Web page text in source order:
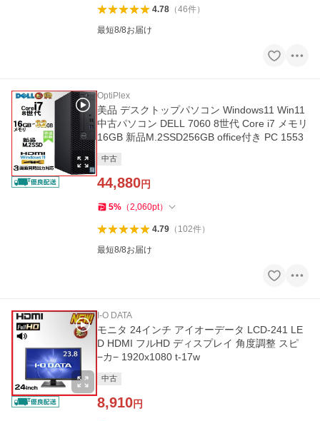
4.78（46件）
最短8/8お届け
OptiPlex
美品 デスクトップパソコン Windows11 Win11
中古パソコン DELL 7060 8世代 Core i7 メモリ
16GB 新品M.2SSD256GB office付き PC 1553
中古
44,880円
5% （2,060pt）
4.79（ 102件）
最短8/8お届け
I-O DATA
モニタ 24インチ アイオーデータ LCD-241 LE
D HDMI フルHD ディスプレイ 角度調整 スピ
−カ− 1920x1080 t-17w
中古
8,910円